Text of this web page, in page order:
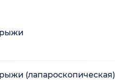
(лапароскопическая)